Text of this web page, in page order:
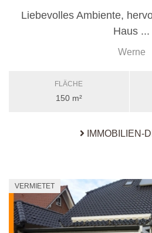
Liebevolles Ambiente,
Haus ...
Werne
FLÄCHE
150 m²
IMMOBILIEN-
VERMIETET